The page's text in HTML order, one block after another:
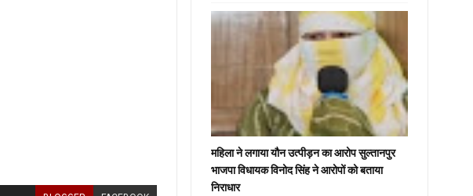
महिला ने लगाया यौन उत्पीड़न का आरोप सुल्तानपुर
भाजपा विधायक विनोद सिंह ने आरोपों को बताया
निराधार